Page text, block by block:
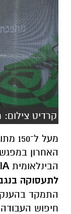
קרדיט
מעל
האחרון
הבינלאומית
התמקד
חיפוש
ההיי-טק.
במהלך
בנושאים